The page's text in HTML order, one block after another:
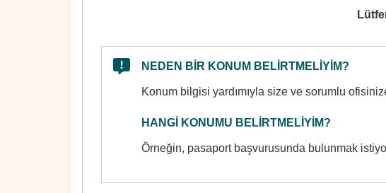
NEDEN BIR KONUM BELIRTMELIYIM?
Konum bilgisi yardımıyla size ve sorumlu
HANGI KONUMU BELIRTMELIYIM?
Örneğin, pasaport başvurusunda bulunmak